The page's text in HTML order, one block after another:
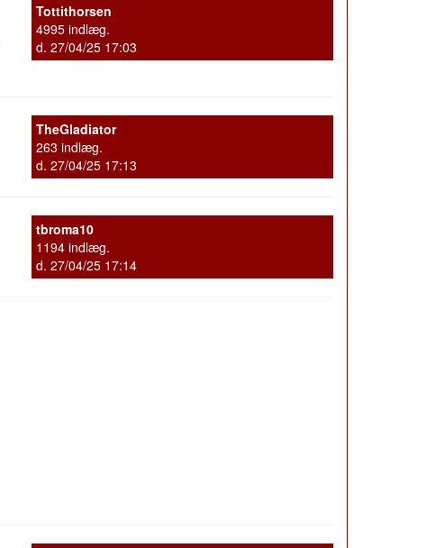
Tottithorsen
4995 indlæg.
d. 27/04/25 17:03
TheGladiator
263 indlæg.
d. 27/04/25 17:13
tbroma10
1194 indlæg.
d. 27/04/25 17:14